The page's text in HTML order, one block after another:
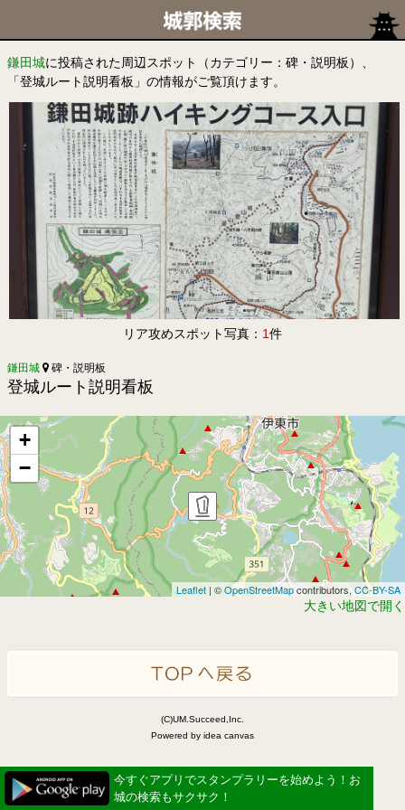
鎌田城に投稿された周辺スポット（カテゴリー：碑・説明板）、
「登城ルート説明看板」の情報がご覧頂けます。
リア攻めスポット写真： 1件
鎌田城 碑・説明板
登城ルート説明看板
+
−
Leaflet | ©OpenStreetMapcontributors, CC-BY-SA
大きい地図で開く
(C)UM.Succeed,Inc.
Powered by idea canvas
今すぐアプリでスタンプラリーを始めよう！お
城の検索もサクサク！